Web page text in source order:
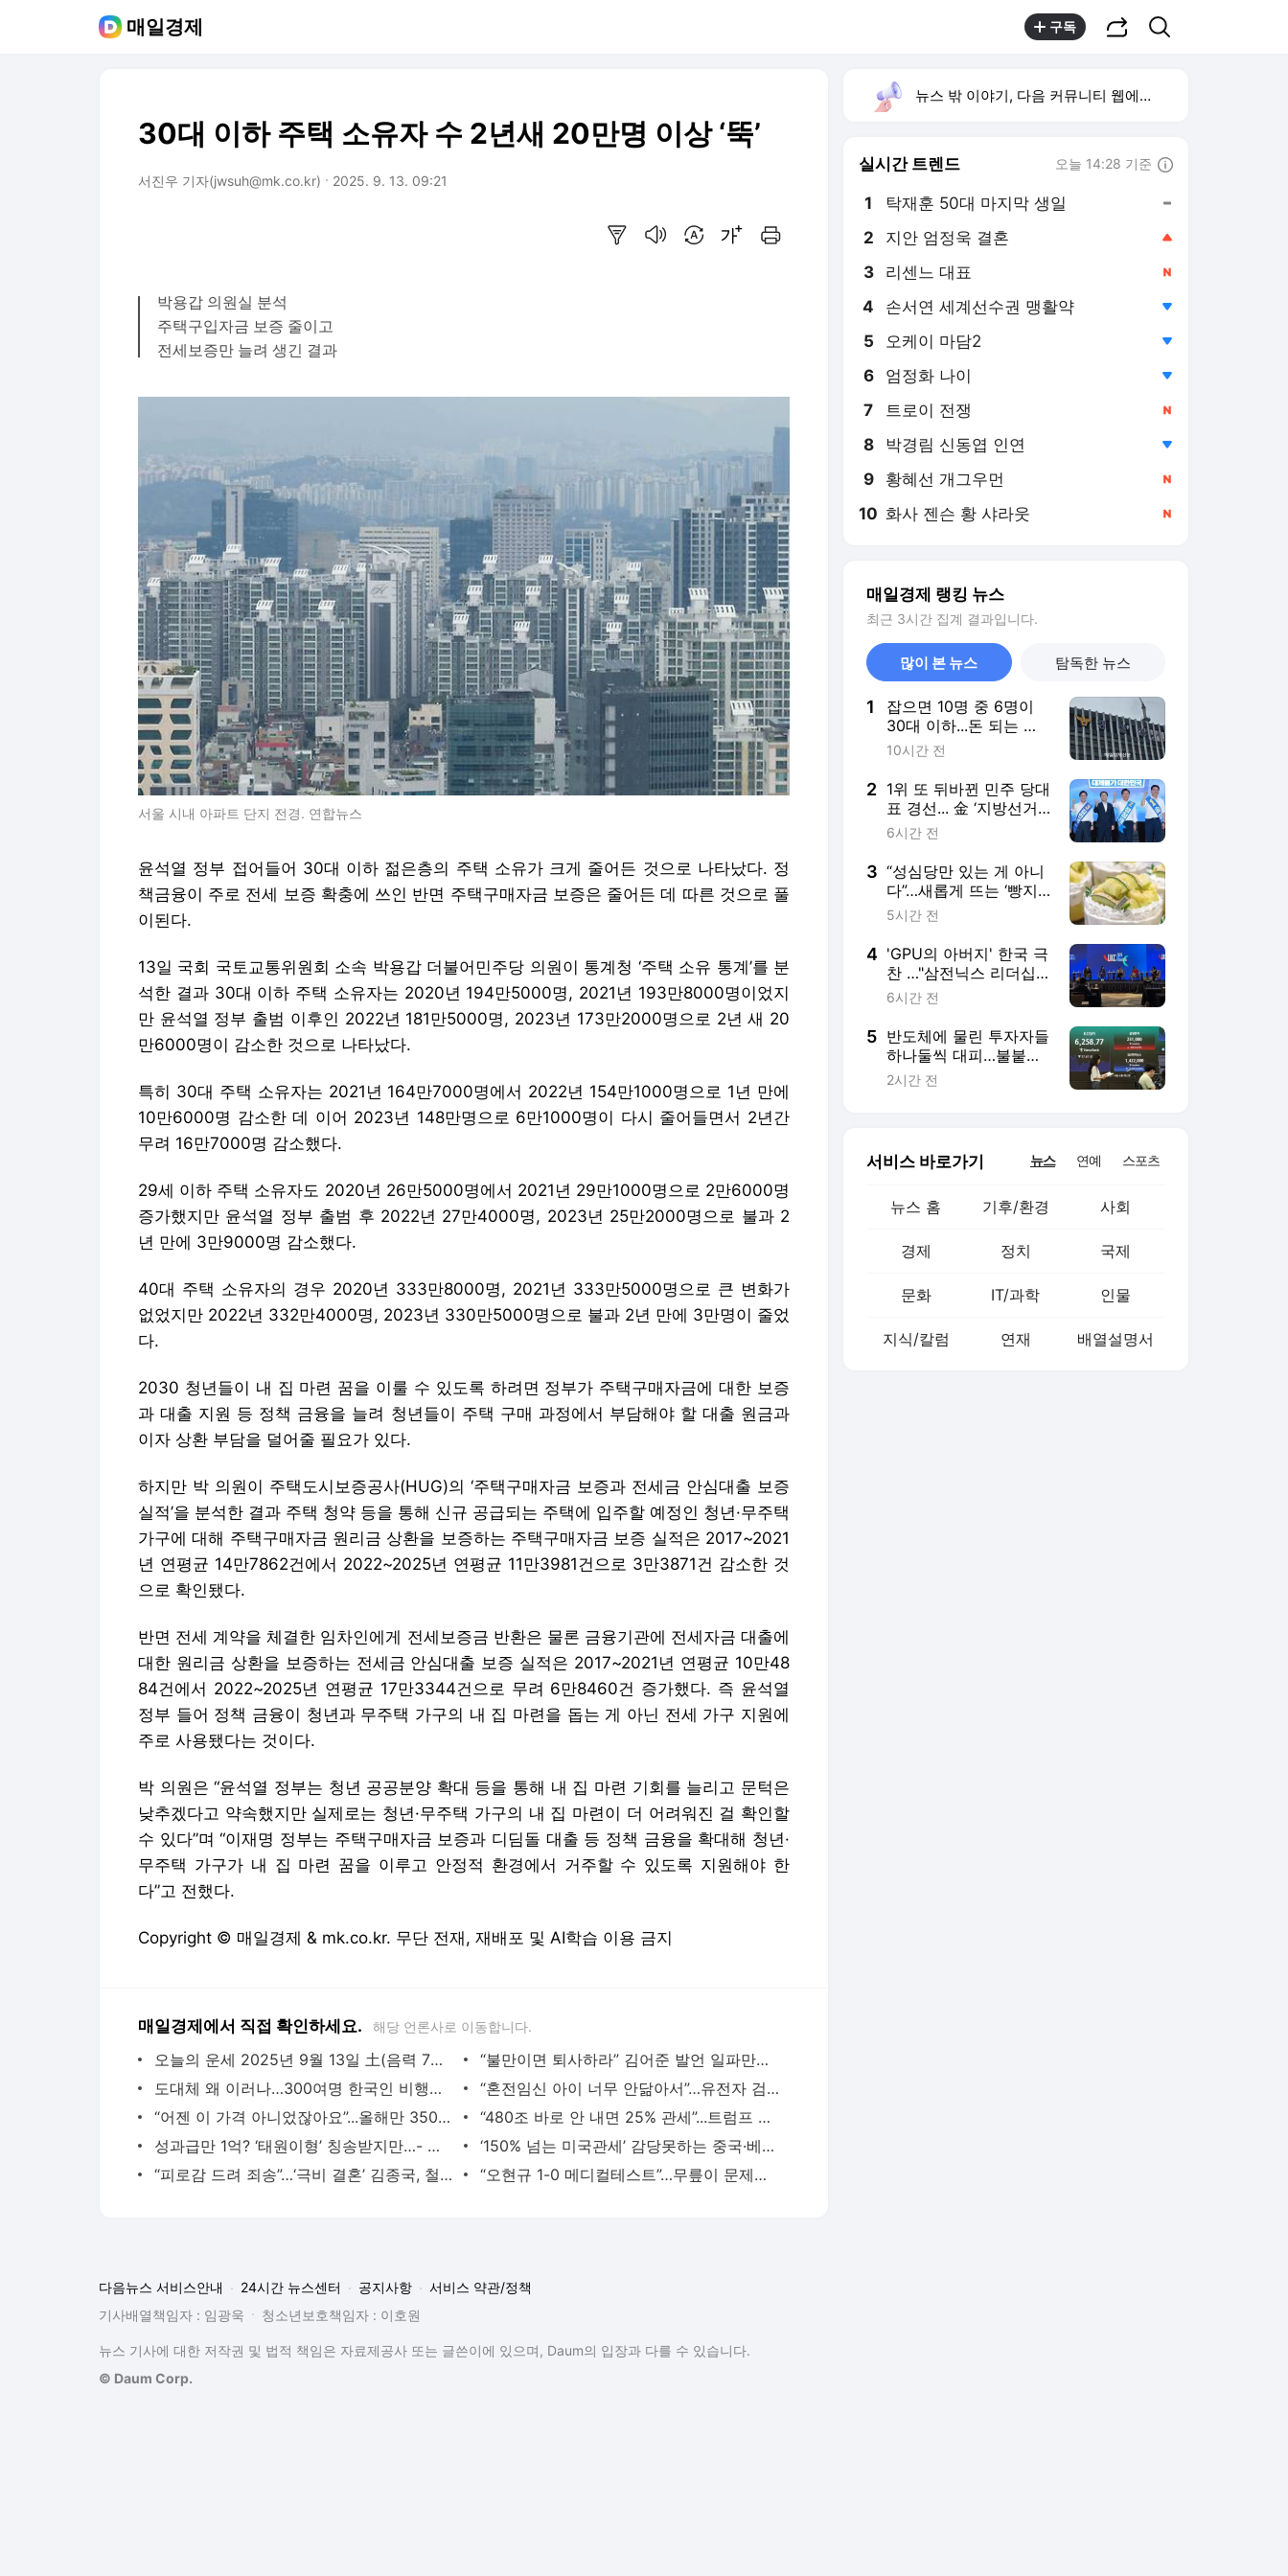
매일경제 구독
30대 이하 주택 소유자 수 2년새 20만명 이상 ‘뚝’
서진우 기자(jwsuh@mk.co.kr) 2025. 9. 13. 09:21
박용갑 의원실 분석
주택구입자금 보증 줄이고
전세보증만 늘려 생긴 결과
서울 시내 아파트 단지 전경. 연합뉴스
윤석열 정부 접어들어 30대 이하 젊은층의 주택 소유가 크게 줄어든 것으로 나타났다. 정
책금융이 주로 전세 보증 확충에 쓰인 반면 주택구매자금 보증은 줄어든 데 따른 것으로 풀
이된다.
13일 국회 국토교통위원회 소속 박용갑 더불어민주당 의원이 통계청 ‘주택 소유 통계’를 분
석한 결과 30대 이하 주택 소유자는 2020년 194만5000명, 2021년 193만8000명이었지
만 윤석열 정부 출범 이후인 2022년 181만5000명, 2023년 173만2000명으로 2년 새 20
만6000명이 감소한 것으로 나타났다.
특히 30대 주택 소유자는 2021년 164만7000명에서 2022년 154만1000명으로 1년 만에
10만6000명 감소한 데 이어 2023년 148만명으로 6만1000명이 다시 줄어들면서 2년간
무려 16만7000명 감소했다.
29세 이하 주택 소유자도 2020년 26만5000명에서 2021년 29만1000명으로 2만6000명
증가했지만 윤석열 정부 출범 후 2022년 27만4000명, 2023년 25만2000명으로 불과 2
년 만에 3만9000명 감소했다.
40대 주택 소유자의 경우 2020년 333만8000명, 2021년 333만5000명으로 큰 변화가
없었지만 2022년 332만4000명, 2023년 330만5000명으로 불과 2년 만에 3만명이 줄었
다.
2030 청년들이 내 집 마련 꿈을 이룰 수 있도록 하려면 정부가 주택구매자금에 대한 보증
과 대출 지원 등 정책 금융을 늘려 청년들이 주택 구매 과정에서 부담해야 할 대출 원금과
이자 상환 부담을 덜어줄 필요가 있다.
하지만 박 의원이 주택도시보증공사(HUG)의 ‘주택구매자금 보증과 전세금 안심대출 보증
실적’을 분석한 결과 주택 청약 등을 통해 신규 공급되는 주택에 입주할 예정인 청년·무주택
가구에 대해 주택구매자금 원리금 상환을 보증하는 주택구매자금 보증 실적은 2017~2021
년 연평균 14만7862건에서 2022~2025년 연평균 11만3981건으로 3만3871건 감소한 것
으로 확인됐다.
반면 전세 계약을 체결한 임차인에게 전세보증금 반환은 물론 금융기관에 전세자금 대출에
대한 원리금 상환을 보증하는 전세금 안심대출 보증 실적은 2017~2021년 연평균 10만48
84건에서 2022~2025년 연평균 17만3344건으로 무려 6만8460건 증가했다. 즉 윤석열
정부 들어 정책 금융이 청년과 무주택 가구의 내 집 마련을 돕는 게 아닌 전세 가구 지원에
주로 사용됐다는 것이다.
박 의원은 “윤석열 정부는 청년 공공분양 확대 등을 통해 내 집 마련 기회를 늘리고 문턱은
낮추겠다고 약속했지만 실제로는 청년·무주택 가구의 내 집 마련이 더 어려워진 걸 확인할
수 있다”며 “이재명 정부는 주택구매자금 보증과 디딤돌 대출 등 정책 금융을 확대해 청년·
무주택 가구가 내 집 마련 꿈을 이루고 안정적 환경에서 거주할 수 있도록 지원해야 한
다”고 전했다.
Copyright © 매일경제 & mk.co.kr. 무단 전재, 재배포 및 AI학습 이용 금지
매일경제에서 직접 확인하세요. 해당 언론사로 이동합니다.
오늘의 운세 2025년 9월 13일 土(음력 7월 22일)·2025년 9월 14일 日(음력 7월 23일) - 매일경제
“불만이면 퇴사하라” 김어준 발언 일파만파…금감원 직원들 ‘분노’ - 매일경제
도대체 왜 이러나…300여명 한국인 비행기 탄 날, ‘관세카드’ 꺼내든 미국 - 매일경제
“혼전임신 아이 너무 안닮아서”…유전자 검사해보니 - 매일경제
“어젠 이 가격 아니었잖아요”...올해만 3500억 판매, 골드바 가격 ‘들썩’ - 매일경제
“480조 바로 안 내면 25% 관세”...트럼프 정부, 한국에 ‘양자택일’ 노골적 압박 - 매일경제
성과급만 1억? ‘태원이형’ 칭송받지만…- 매경ECONOMY
‘150% 넘는 미국관세’ 감당못하는 중국·베트남…한국산으로 ‘택갈이’ 적발 16배 폭증 - 매일
“피로감 드려 죄송”…‘극비 결혼’ 김종국, 철통보안 논란에 결국 사과 - 매일경제
“오현규 1-0 메디컬테스트”…무릎이 문제라고? 獨 매체 “헹크, SNS에 슈투트가르트 제대로 조
뉴스 밖 이야기, 다음 커뮤니티 웹에서 보기
실시간 트렌드 오늘 14:28 기준
1 탁재훈 50대 마지막 생일
2 지안 엄정욱 결혼
3 리센느 대표
4 손서연 세계선수권 맹활약
5 오케이 마담2
6 엄정화 나이
7 트로이 전쟁
8 박경림 신동엽 인연
9 황혜선 개그우먼
10 화사 젠슨 황 샤라웃
매일경제 랭킹 뉴스
최근 3시간 집계 결과입니다.
많이 본 뉴스 탐독한 뉴스
1
잡으면 10명 중 6명이
30대 이하...돈 되는 건
전부 손대는 MZ 조폭들
10시간 전
2 1위 또 뒤바뀐 민주 당대
표 경선... 金 ‘지방선거
책임론’ vs 鄭 ‘반명 프레
6시간 전
3 “성심당만 있는 게 아니
다”…새롭게 뜨는 ‘빵지
순례’ 도시 5곳은
5시간 전
4 'GPU의 아버지' 한국 극
찬 …"삼전닉스 리더십,
AI혁명 주도"
6시간 전
5 반도체에 물린 투자자들
하나둘씩 대피…불붙은
순환매, 자금 쏠린 ETF
2시간 전
서비스 바로가기 뉴스 연예 스포츠
뉴스 홈 기후/환경 사회
경제 정치 국제
문화 IT/과학 인물
지식/칼럼 연재 배열설명서
다음뉴스 서비스안내 24시간 뉴스센터 공지사항
서비스 약관/정책
기사배열책임자 : 임광욱
청소년보호책임자 : 이호원
뉴스 기사에 대한 저작권 및 법적 책임은 자료제공사 또는 글쓴이에 있으며, Daum의 입장과 다를 수 있습니다.
© Daum Corp.